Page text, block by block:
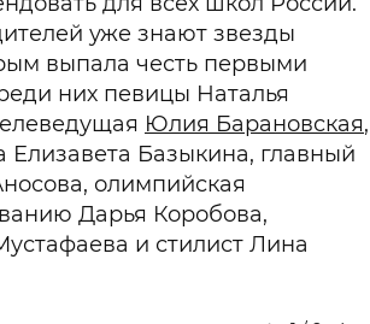
уже знают звезды
выпала честь первыми
них певицы Наталья
Юлия Барановская,
Елизавета Базыкина, главный
олимпийская
Дарья Коробова,
и стилист Лина